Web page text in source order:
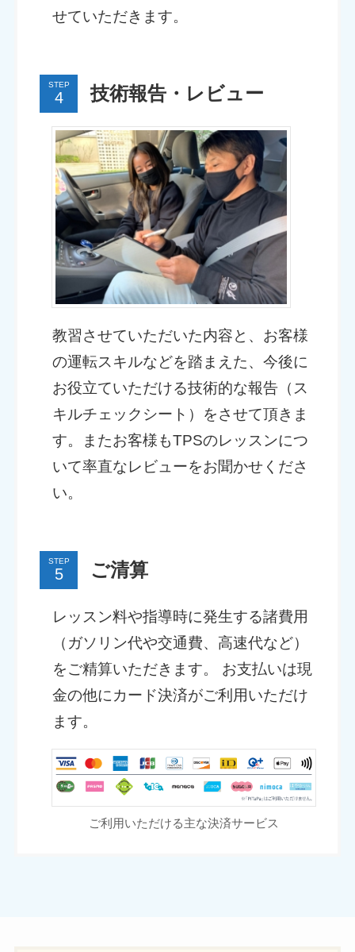
せていただきます。
STEP 技術報告・レビュー
教習させていただいた内容と、お客様
の運転スキルなどを踏まえた、今後に
お役立ていただける技術的な報告（ス
キルチェックシート）をさせて頂きま
す。またお客様もTPSのレッスンにつ
いて率直なレビューをお聞かせくださ
い。
STEP ご清算
レッスン料や指導時に発生する諸費用
（ガソリン代や交通費、高速代など）
をご精算いただきます。 お支払いは現
金の他にカード決済がご利用いただけ
ます。
ご利用いただける主な決済サービス